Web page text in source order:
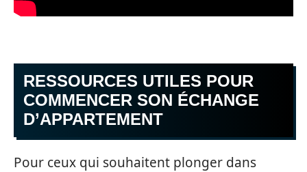
RESSOURCES UTILES POUR
COMMENCER SON ÉCHANGE
D’APPARTEMENT
Pour ceux qui souhaitent plonger dans